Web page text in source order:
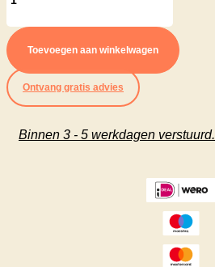
Herringbone
Tapis
Series
aantal
Toevoegen aan winkelwagen
Ontvang gratis advies
Binnen 3 - 5 werkdagen verstuurd.